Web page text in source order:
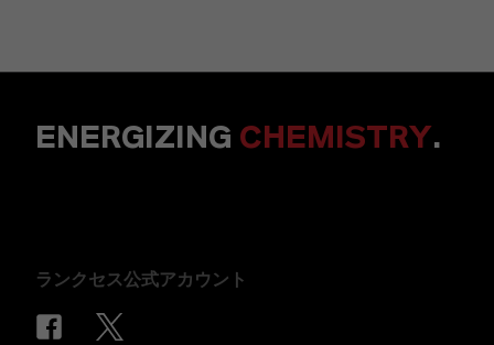
ENERGIZING CHEMISTRY.
ランクセス公式アカウント